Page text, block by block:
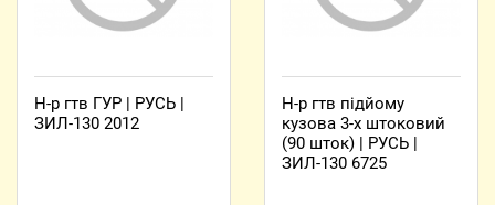
Н-р гтв ГУР | РУСЬ |
ЗИЛ-130 2012
Н-р гтв підйому
кузова 3-х штоковий
(90 шток) | РУСЬ |
ЗИЛ-130 6725